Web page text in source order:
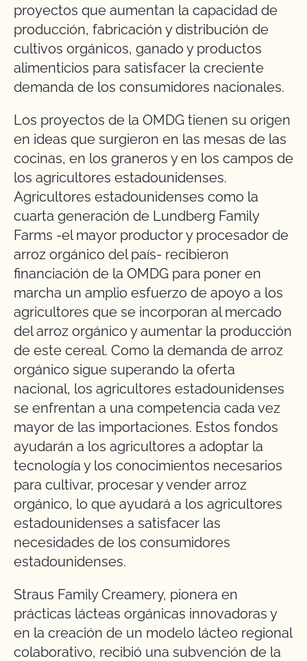
proyectos que aumentan la capacidad de
producción, fabricación y distribución de
cultivos orgánicos, ganado y productos
alimenticios para satisfacer la creciente
demanda de los consumidores nacionales.
Los proyectos de la OMDG tienen su origen
en ideas que surgieron en las mesas de las
cocinas, en los graneros y en los campos de
los agricultores estadounidenses.
Agricultores estadounidenses como la
cuarta generación de Lundberg Family
Farms -el mayor productor y procesador de
arroz orgánico del país- recibieron
financiación de la OMDG para poner en
marcha un amplio esfuerzo de apoyo a los
agricultores que se incorporan al mercado
del arroz orgánico y aumentar la producción
de este cereal. Como la demanda de arroz
orgánico sigue superando la oferta
nacional, los agricultores estadounidenses
se enfrentan a una competencia cada vez
mayor de las importaciones. Estos fondos
ayudarán a los agricultores a adoptar la
tecnología y los conocimientos necesarios
para cultivar, procesar y vender arroz
orgánico, lo que ayudará a los agricultores
estadounidenses a satisfacer las
necesidades de los consumidores
estadounidenses.
Straus Family Creamery, pionera en
prácticas lácteas orgánicas innovadoras y
en la creación de un modelo lácteo regional
colaborativo, recibió una subvención de la